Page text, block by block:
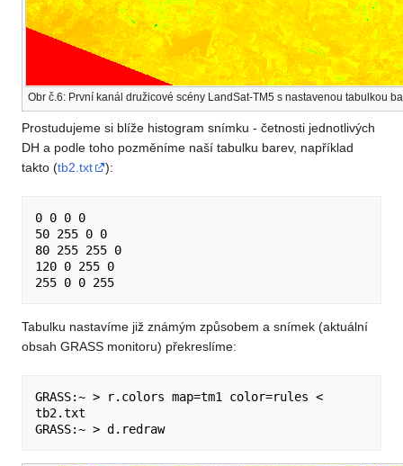
Obr č.6: První kanál družicové scény LandSat-TM5 s nastavenou tabulkou
Prostudujeme si blíže histogram snímku - četnosti jednotlivých
DH a podle toho pozměníme naší tabulku barev, například
takto (tb2.txt ):
0 0 0 0
50 255 0 0
80 255 255 0
120 0 255 0
Tabulku nastavíme již známým způsobem a snímek (aktuální
obsah GRASS monitoru) překreslíme:
GRASS:~ > r.colors map=tm1 color=rules <
tb2.txt